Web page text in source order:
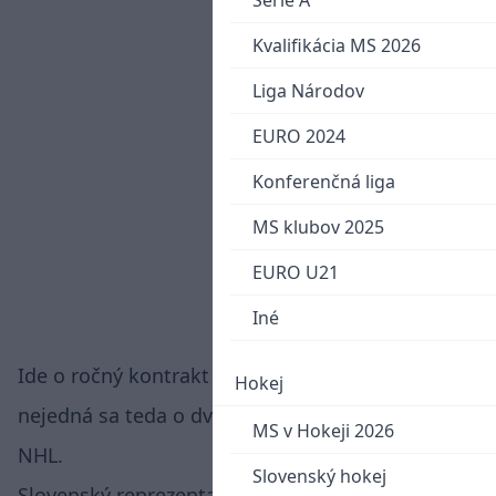
Kvalifikácia MS 2026
Liga Národov
EURO 2024
Konferenčná liga
MS klubov 2025
EURO U21
Iné
Hokej
MS v Hokeji 2026
Slovenský hokej
Ide o ročný kontrakt s tímom Colorado Eagles,
nejedná sa teda o dvojcestný kontrakt na úrovni
NHL.